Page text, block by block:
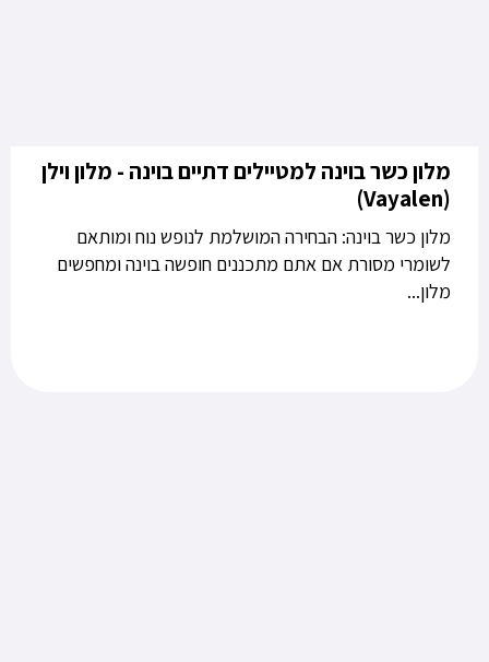
מלון כשר בוינה למטיילים דתיים בוינה - מלון וילן
(Vayalen)
מלון כשר בוינה: הבחירה המושלמת לנופש נוח ומותאם
לשומרי מסורת אם אתם מתכננים חופשה בוינה ומחפשים
מלון...